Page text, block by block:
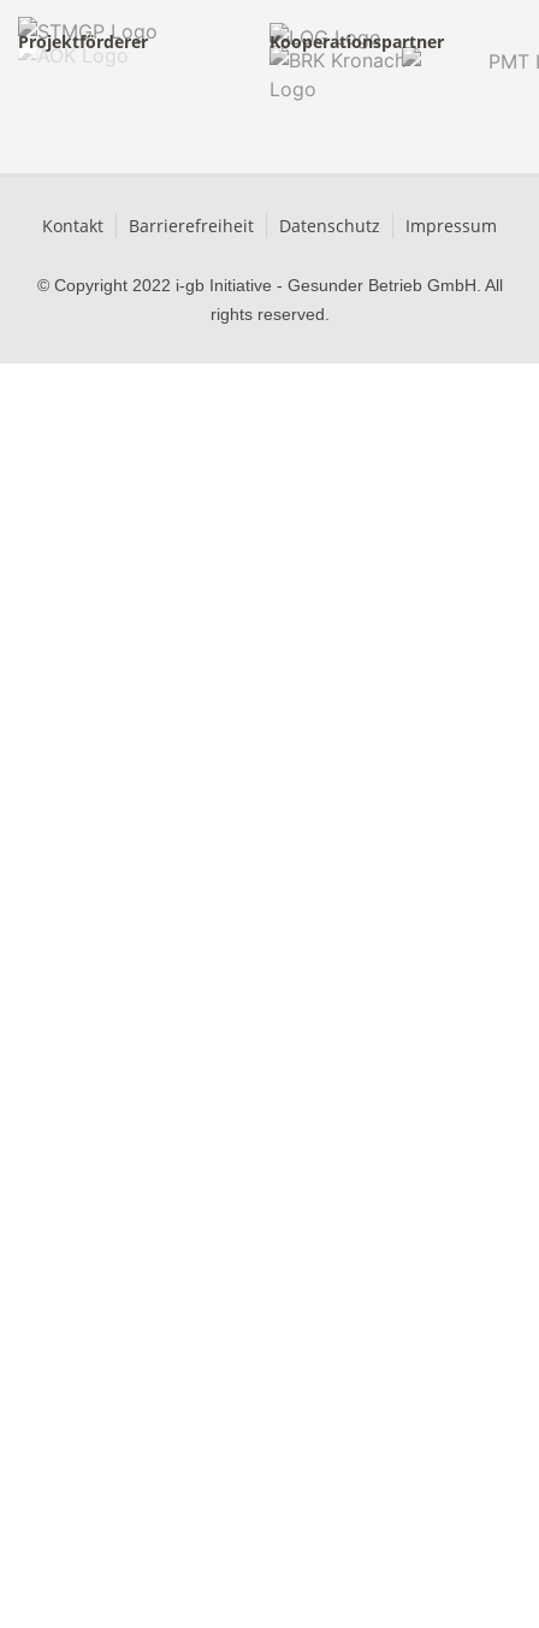
Projektförderer Kooperationspartner
© Copyright 2022 i-gb Initiative - Gesunder Betrieb GmbH. All
rights reserved.
Kontakt Barrierefreiheit Datenschutz Impressum